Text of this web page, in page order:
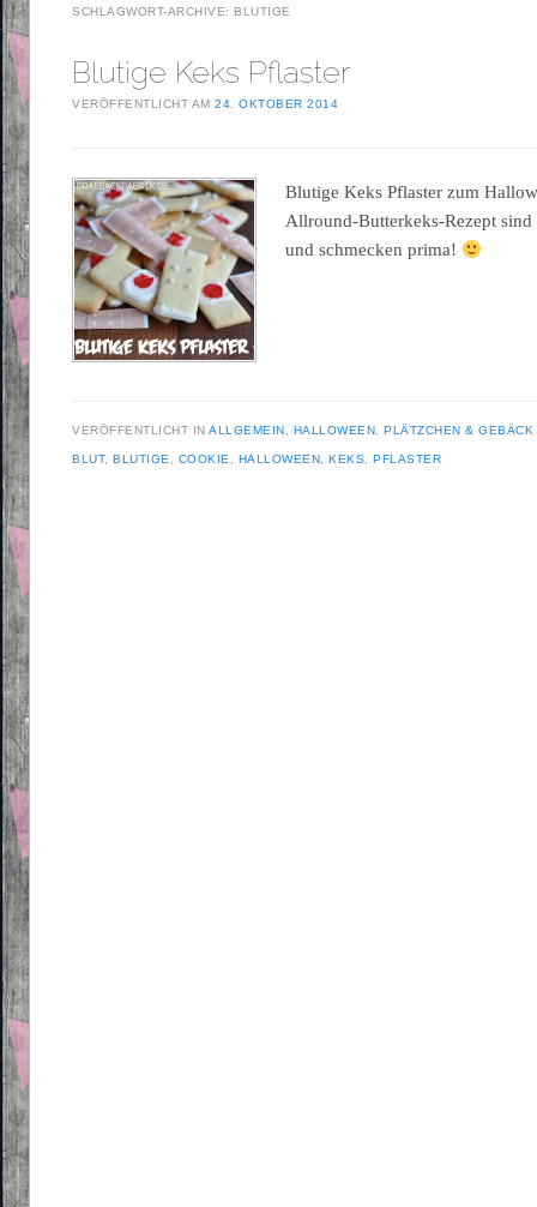
SCHLAGWORT-ARCHIVE: BLUTIGE
Blutige Keks Pflaster
VERÖFFENTLICHT AM24. OKTOBER 2014
Blutige Keks Pflaster zum
Allround-Butterkeks-Rezept
und schmecken prima!
VERÖFFENTLICHT INALLGEMEIN HALLOWEEN ,PLÄTZCHEN & GEBÄCK
BLUT,BLUTIGE COOKIE HALLOWEEN ,KEKS ,PFLASTER